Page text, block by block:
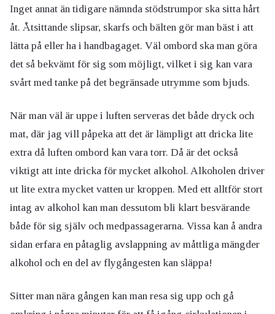
Inget annat än tidigare nämnda stödstrumpor ska sitta hårt
åt. Åtsittande slipsar, skarfs och bälten gör man bäst i att
lätta på eller ha i handbagaget. Väl ombord ska man göra
det så bekvämt för sig som möjligt, vilket i sig kan vara
svårt med tanke på det begränsade utrymme som bjuds.
När man väl är uppe i luften serveras det både dryck och
mat, där jag vill påpeka att det är lämpligt att dricka lite
extra då luften ombord kan vara torr. Då är det också
viktigt att inte dricka för mycket alkohol. Alkoholen driver
ut lite extra mycket vatten ur kroppen. Med ett alltför stort
intag av alkohol kan man dessutom bli klart besvärande
både för sig själv och medpassagerarna. Vissa kan å andra
sidan erfara en påtaglig avslappning av måttliga mängder
alkohol och en del av flygångesten kan släppa!
Sitter man nära gången kan man resa sig upp och gå